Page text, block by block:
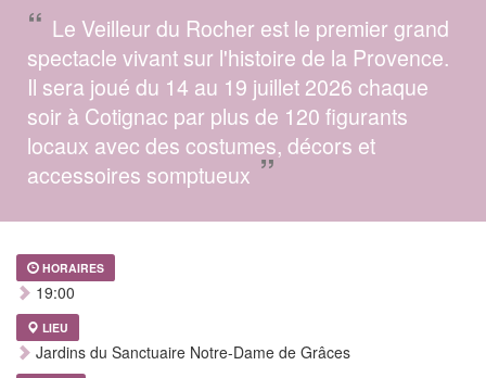
“ Le Veilleur du Rocher est le premier grand
spectacle vivant sur l'histoire de la Provence.
Il sera joué du 14 au 19 juillet 2026 chaque
soir à Cotignac par plus de 120 figurants
locaux avec des costumes, décors et
accessoires somptueux ”
HORAIRES
19:00
LIEU
Jardins du Sanctuaire Notre-Dame de Grâces